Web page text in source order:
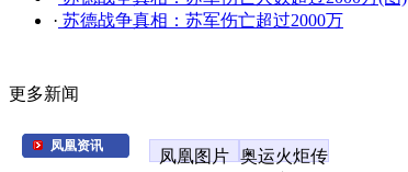
· 苏德战争真相：苏军伤亡超过2000万
更多新闻
凤凰资讯
凤凰图片 奥运火炬传